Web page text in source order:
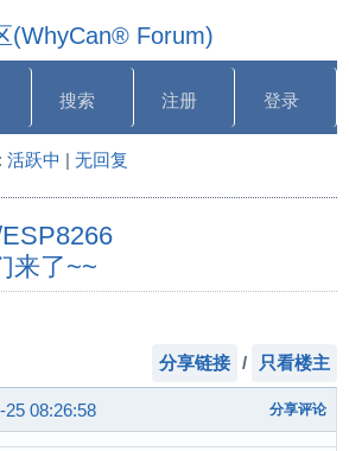
(WhyCan® Forum)
搜索 注册 登录
活跃中 | 无回复
来了~~
分享链接 / 只看楼主
25 08:26:58 分享评论